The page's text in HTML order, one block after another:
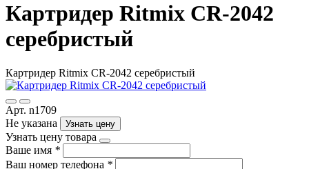
Картридер Ritmix CR-2042
серебристый
Картридер Ritmix CR-2042 серебристый
Арт. n1709
Не указана
Узнать цену
Узнать цену товара
Ваше имя *
Ваш номер телефона *